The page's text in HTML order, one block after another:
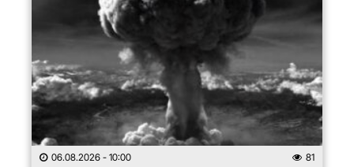
06.08.2026 - 10:00 81